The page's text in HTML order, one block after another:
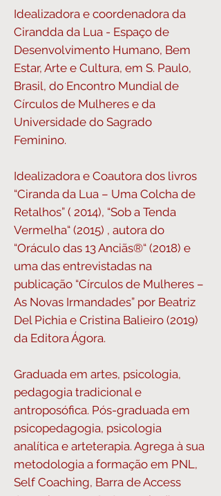
Idealizadora e coordenadora da
Cirandda da Lua - Espaço de
Desenvolvimento Humano, Bem
Estar, Arte e Cultura, em S. Paulo,
Brasil, do Encontro Mundial de
Círculos de Mulheres e da
Universidade do Sagrado
Feminino.
Idealizadora e Coautora dos livros
“Ciranda da Lua – Uma Colcha de
Retalhos” ( 2014), “Sob a Tenda
Vermelha“ (2015) , autora do
“Oráculo das 13 Anciãs®“ (2018) e
uma das entrevistadas na
publicação “Círculos de Mulheres –
As Novas Irmandades” por Beatriz
Del Pichia e Cristina Balieiro (2019)
da Editora Ágora.
Graduada em artes, psicologia,
pedagogia tradicional e
antroposófica. Pós-graduada em
psicopedagogia, psicologia
analítica e arteterapia. Agrega à sua
metodologia a formação em PNL,
Self Coaching, Barra de Access